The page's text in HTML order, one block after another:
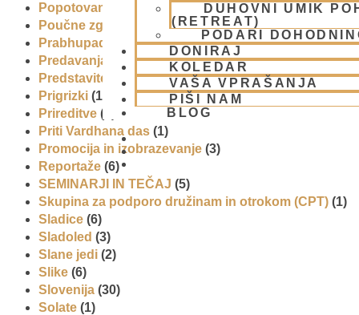
DUHOVNI UMIK
(RETREAT)
PODARI
DONIRAJ
KOLEDAR
VAŠA VPRAŠANJA
PIŠI NAM
BLOG
Popotovanja
Poučne zgodbe in nauki(8)
Prabhupadovi učenci in ostali(3)
Predavanja
Predstavitev
Prigrizki (1)
Prireditve (7)
Priti Vardhana das (1)
Promocija in izobrazevanje (3)
Reportaže (6)
SEMINARJI IN TEČAJ (5)
Skupina za podporo družinam in otrokom (CPT) (1)
Sladice (6)
Sladoled (3)
Slane jedi (2)
Slike (6)
Slovenija (30)
Solate (1)